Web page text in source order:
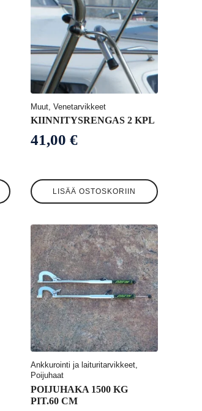
Muut, Venetarvikkeet
KIINNITYSRENGAS 2 KPL
41,00€
LISÄÄ OSTOSKORIIN
Ankkurointi ja laituritarvikkeet,
Poijuhaat
POIJUHAKA 1500 KG
PIT.60 CM